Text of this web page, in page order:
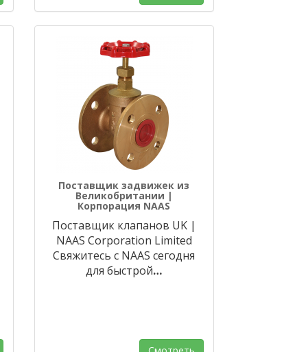
Поставщик задвижек из
Великобритании |
Корпорация NAAS
Поставщик клапанов UK |
NAAS Corporation Limited
Свяжитесь с NAAS сегодня
для быстрой…